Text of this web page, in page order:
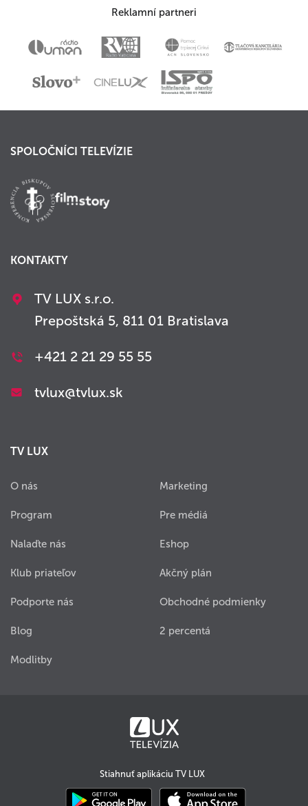
Reklamní partneri
SPOLOČNÍCI TELEVÍZIE
KONTAKTY
TV LUX s.r.o.
Prepoštská 5, 811 01 Bratislava
+421 2 21 29 55 55
tvlux@tvlux.sk
TV LUX
O nás
Program
Nalaďte nás
Klub priateľov
Podporte nás
Blog
Modlitby
Marketing
Pre médiá
Eshop
Akčný plán
Obchodné podmienky
2 percentá
Stiahnuť aplikáciu TV LUX